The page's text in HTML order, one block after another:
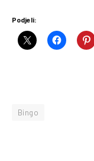
Podjeli:
Bingo